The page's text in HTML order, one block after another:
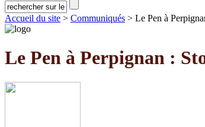
Accueil du site > Communiqués > Le Pen à
Le Pen à Perpignan :